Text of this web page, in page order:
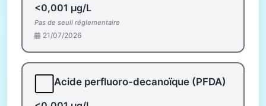
<0,001 µg/L
Pas de seuil réglementaire
21/07/2026
Acide perfluoro-decanoïque (PFDA)